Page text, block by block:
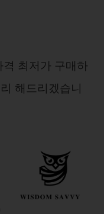
최저가 구매하
해드리겠습니